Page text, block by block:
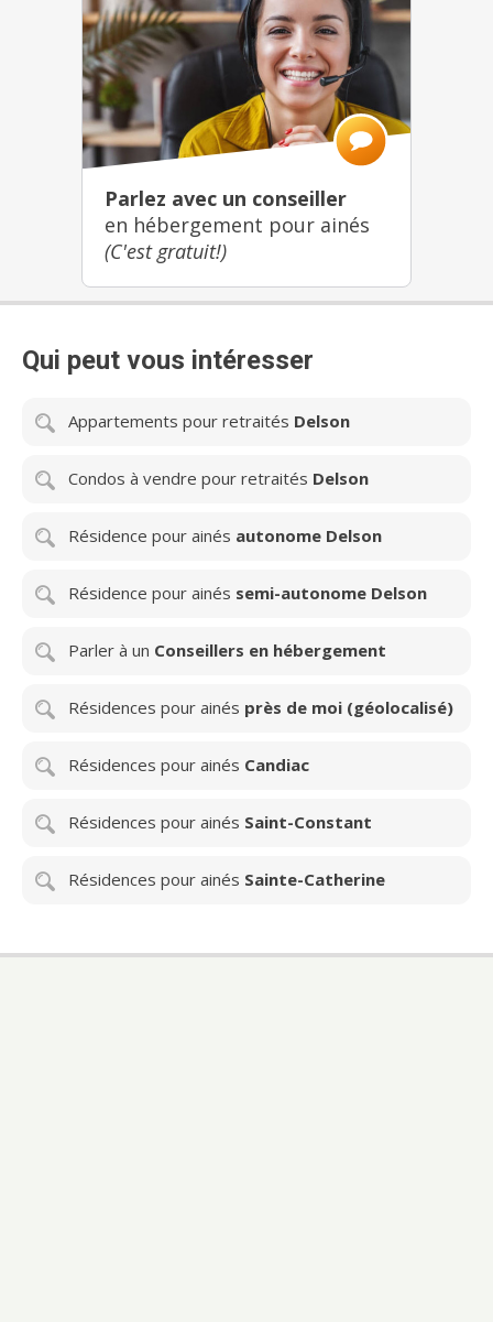
et grille de soins à la carte. Section de soins : soins
personnalisés à la carte et convalescence de courte
durée. Unité supervisée UPSoleil : Alzheimer et perte
d’autonomie cognitive.
Parlez avec un conseiller
en hébergement pour ainés
(C'est gratuit!)
Qui peut vous intéresser
Appartements pour retraités Delson
Condos à vendre pour retraités Delson
Résidence pour ainés autonome Delson
Résidence pour ainés semi-autonome Delson
Parler à un Conseillers en hébergement
Résidences pour ainés près de moi (géolocalisé)
Résidences pour ainés Candiac
Résidences pour ainés Saint-Constant
Résidences pour ainés Sainte-Catherine